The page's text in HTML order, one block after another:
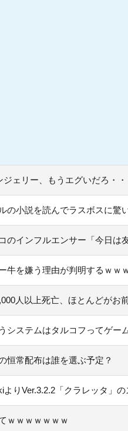
ジェリー、もうエグいだろ・
の小説を読んでラスボスに驚
のインフルエンサー「今日
牛を嫌う理由が判明するｗｗ
人以上死亡、ほとんどがお
システムはタルコフってゲー
恒常配布は誰を選ぶ予定？
よりVer.3.2.2「クラレッタ」
ｗｗｗｗｗｗｗ